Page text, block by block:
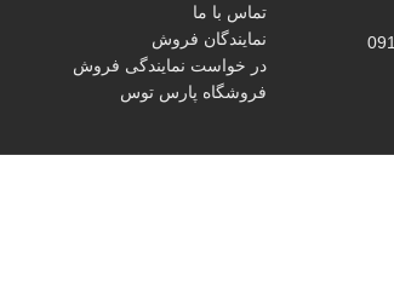
تماس با ما
نمایندگان فروش
در خواست نمایندگی فروش
فروشگاه پارس توس